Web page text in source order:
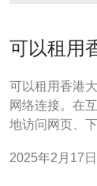
可以租用
可以租用香港大带宽吗？ 大带宽是
网络连接。在
地访问网页、
互联网枢纽，
2025年2月17日